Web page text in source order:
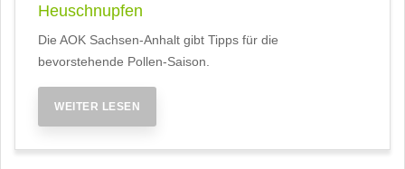
Heuschnupfen
Die AOK Sachsen-Anhalt gibt Tipps für die
bevorstehende Pollen-Saison.
WEITER LESEN